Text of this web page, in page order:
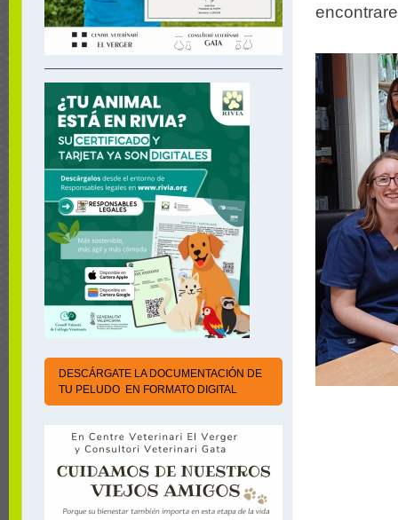
DESCÁRGATE LA DOCUMENTACIÓN DE
TU PELUDO EN FORMATO DIGITAL